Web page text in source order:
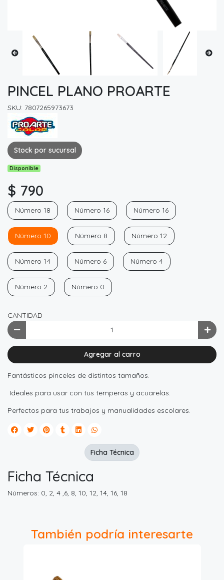
PINCEL PLANO PROARTE
SKU: 7807265973673
Stock por sucursal
Disponible
$ 790
Número 18 Número 16 Número 16
Número 10 Número 8 Número 12
Número 14 Número 6 Número 4
Número 2 Número 0
CANTIDAD
Agregar al carro
Fantásticos pinceles de distintos tamaños.
Ideales para usar con tus temperas y acuarelas.
Perfectos para tus trabajos y manualidades escolares.
Ficha Técnica
Números: 0, 2, 4 ,6, 8, 10, 12, 14, 16, 18
Ficha Técnica
También podría interesarte